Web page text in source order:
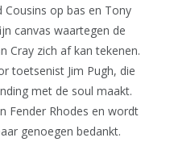
op bas en Tony
canvas waartegen de
Cray zich af kan tekenen.
toetsenist Jim Pugh, die
met de soul maakt.
Fender Rhodes en wordt
genoegen bedankt.